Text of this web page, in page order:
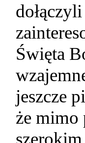
Święta
jeszcze
że mimo